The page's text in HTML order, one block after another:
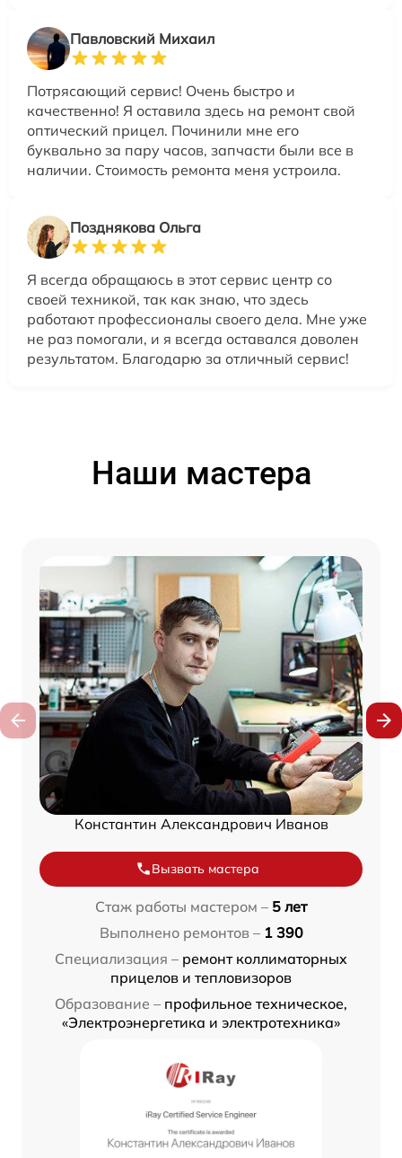
Павловский Михаил
Потрясающий сервис! Очень быстро и
качественно! Я оставила здесь на ремонт свой
оптический прицел. Починили мне его
буквально за пару часов, запчасти были все в
наличии. Стоимость ремонта меня устроила.
Позднякова Ольга
Я всегда обращаюсь в этот сервис центр со
своей техникой, так как знаю, что здесь
работают профессионалы своего дела. Мне уже
не раз помогали, и я всегда оставался доволен
результатом. Благодарю за отличный сервис!
Наши мастера
Константин Александрович Иванов
Вызвать мастера
Стаж работы мастером – 5 лет
Выполнено ремонтов – 1 390
Специализация – ремонт коллиматорных
прицелов и тепловизоров
Образование – профильное техническое,
«Электроэнергетика и электротехника»